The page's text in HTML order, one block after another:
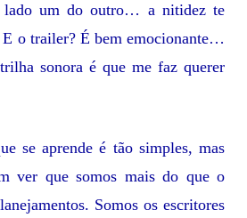
lado um do outro… a nitidez te
o trailer? É bem emocionante…
sonora é que me faz querer
se aprende é tão simples, mas
ver que somos mais do que o
Somos os escritores